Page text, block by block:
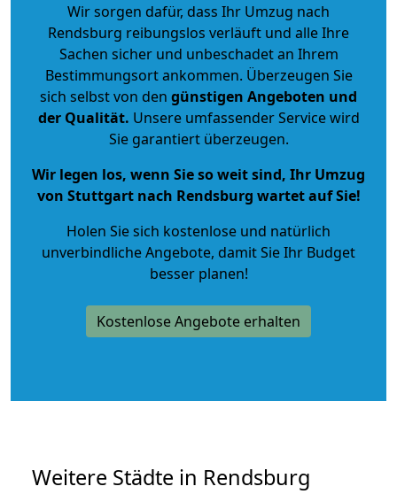
Wir sorgen dafür, dass Ihr Umzug nach
Rendsburg reibungslos verläuft und alle Ihre
Sachen sicher und unbeschadet an Ihrem
Bestimmungsort ankommen. Überzeugen Sie
sich selbst von den günstigen Angeboten und
der Qualität. Unsere umfassender Service wird
Sie garantiert überzeugen.
Wir legen los, wenn Sie so weit sind, Ihr Umzug
von Stuttgart nach Rendsburg wartet auf Sie!
Holen Sie sich kostenlose und natürlich
unverbindliche Angebote, damit Sie Ihr Budget
besser planen!
Kostenlose Angebote erhalten
Weitere Städte in Rendsburg